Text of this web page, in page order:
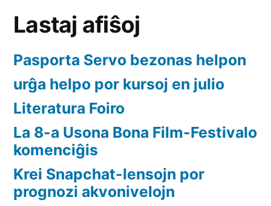
Lastaj afiŝoj
Pasporta Servo bezonas helpon
urĝa helpo por kursoj en julio
Literatura Foiro
La 8-a Usona Bona Film-Festivalo
komenciĝis
Krei Snapchat-lensojn por
prognozi akvonivelojn